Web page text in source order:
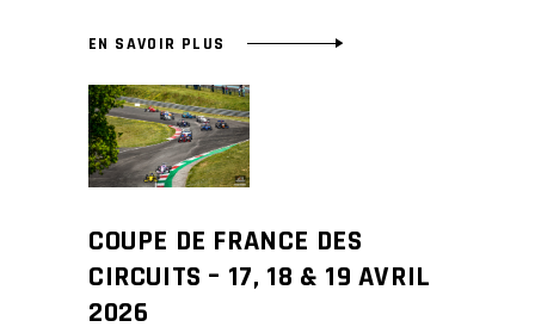
EN SAVOIR PLUS
COUPE DE FRANCE DES
CIRCUITS – 17, 18 & 19 AVRIL
2026